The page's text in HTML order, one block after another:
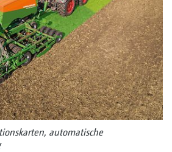
automatische